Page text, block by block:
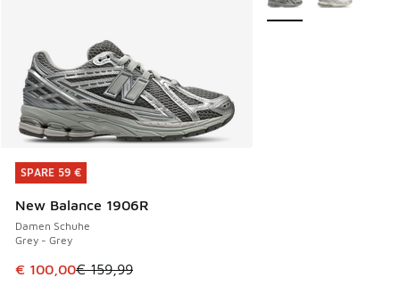
SPARE 59 €
New Balance 1906R
Damen Schuhe
Grey - Grey
Dieser Artikel ist im Sale. Der Preis ist von € 159,99 auf €
€ 100,00€ 159,99
SPARE 59 €